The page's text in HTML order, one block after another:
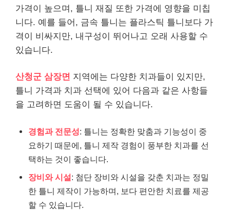
가격이 높으며, 틀니 재질 또한 가격에 영향을 미칩
니다. 예를 들어, 금속 틀니는 플라스틱 틀니보다 가
격이 비싸지만, 내구성이 뛰어나고 오래 사용할 수
있습니다.
산청군 삼장면 지역에는 다양한 치과들이 있지만,
틀니 가격과 치과 선택에 있어 다음과 같은 사항들
을 고려하면 도움이 될 수 있습니다.
경험과 전문성: 틀니는 정확한 맞춤과 기능성이 중
요하기 때문에, 틀니 제작 경험이 풍부한 치과를 선
택하는 것이 좋습니다.
장비와 시설: 첨단 장비와 시설을 갖춘 치과는 정밀
한 틀니 제작이 가능하며, 보다 편안한 치료를 제공
할 수 있습니다.